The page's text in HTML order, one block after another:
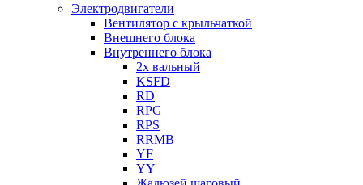
Электродвигатели
Вентилятор с крыльчаткой
Внешнего блока
Внутреннего блока
2х вальный
KSFD
RD
RPG
RPS
RRMB
YF
YY